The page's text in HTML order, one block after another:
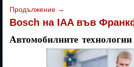
Продължение →
Bosch на IAA във
Автомобилните